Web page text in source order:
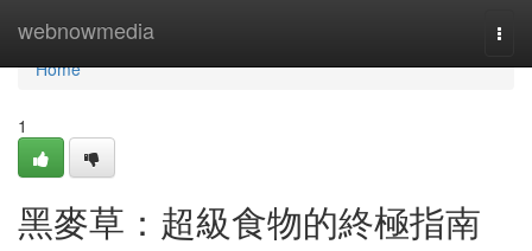
webnowmedia
Home
Home
1
黑麥草：超級食物的終極指南